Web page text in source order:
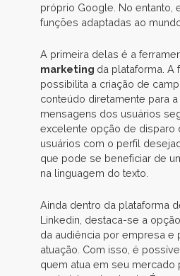
próprio Google. No entanto,
funções adaptadas ao
A primeira delas é a
marketing da plataforma. A
possibilita a criação de
conteúdo diretamente para a
mensagens dos usuários
excelente opção de disparo
usuários com o perfil
que pode se beneficiar de
na linguagem do texto.
Ainda dentro da plataforma
Linkedin, destaca-se a
da audiência por empresa e
atuação. Com isso, é
quem atua em seu mercado